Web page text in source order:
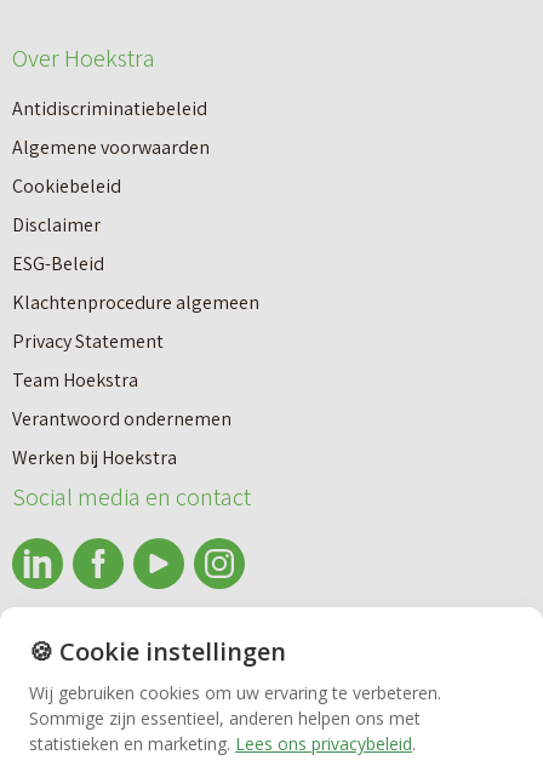
Nieuwbouw
Huren
Bedrijfsmakelaardij
Vastgoedbeheer
n
n
a
a
r
e
e
n
n
i
e
u
o
w
e
u
Over Hoekstra
Antidiscriminatiebeleid
Algemene voorwaarden
Cookiebeleid
Disclaimer
ESG-Beleid
Klachtenprocedure algemeen
Privacy Statement
Team Hoekstra
Verantwoord ondernemen
Werken bij Hoekstra
Social media en contact
info@makelaardijhoekstra.nl
Alle contactgegevens
Bekijk de laatste nieuwsbrief van Makelaardij Hoekstra
Inschrijven nieuwsbrief Makelaardij Hoekstra
🍪 Cookie instellingen
Wij gebruiken cookies om uw ervaring te verbeteren.
Sommige zijn essentieel, anderen helpen ons met
statistieken en marketing. Lees ons privacybeleid.